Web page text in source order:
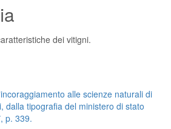
dei vitigni.
alle scienze naturali di
dalla tipografia del ministero di stato
, p. 339.